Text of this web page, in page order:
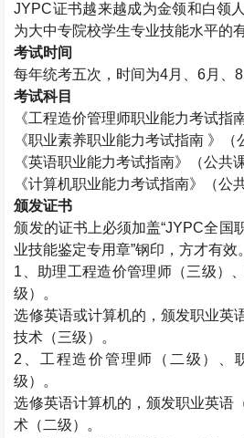
JYPC证书越来越成为金领和白领
为大中专院校学生专业技能水平的
考试时间
每年统考五次，时间为4月、6月、8
考试科目
《工程造价管理师职业能力考试指
《职业素养职业能力考试指南 》（
《英语职业能力考试指南》（公共
《计算机职业能力考试指南》（公
颁发证书
颁发的证书上必须加盖“JYPC全国
业技能鉴定专用章”钢印，方才有效。
1 、助理工程造价管理师（三级）
级）。
选修英语或计算机的，颁发职业英
技术（三级）。
2 、工程造价管理师（二级）、
级）。
选修英语计算机的，颁发职业英语
术（二级）。